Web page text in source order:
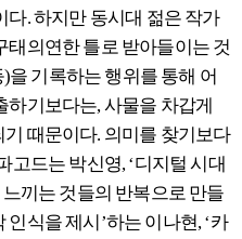
. 하지만 동시대 젊은 작가
태의연한 틀로 받아들이는 것
을 기록하는 행위를 통해 어
하기보다는, 사물을 차갑게
때문이다. 의미를 찾기보다
고드는 박신영, ‘디지털 시대
끼는 것들의 반복으로 만들
식을 제시’하는 이나현, ‘카